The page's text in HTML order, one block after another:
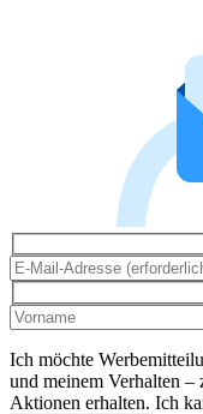
Ich möchte
und meinem Verhalten –
Aktionen erhalten. Ich